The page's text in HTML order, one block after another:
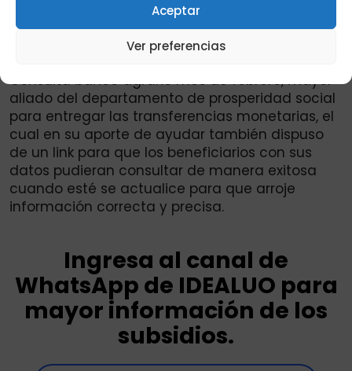
Aceptar
Ver preferencias
Comunicados:Link para consultar nuevo
Sisbén 2026, ingresa aquí.
Consulta banco agrario mes de febrero, mayor
aliado del departamento de prosperidad social
para entregar las transferencias monetarias, el
cual en su aporte de ayudar también dispuso
de un link para que los beneficiarios con sus
datos pudieran consultar de manera exitosa
cuando esté se actualice para que arroje
información correcta y precisa.
Ingresa al canal de
WhatsApp de IDEALUO para
mayor información de los
subsidios.